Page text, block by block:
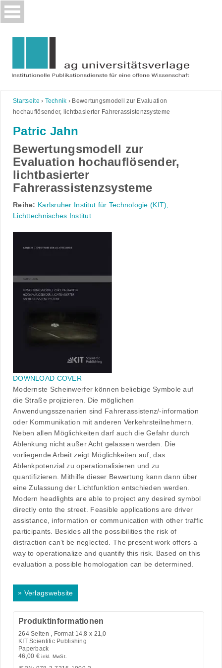
Skip
to
Startseite › Technik › Bewertungsmodell zur Evaluation
hochauflösender, lichtbasierter Fahrerassistenzsysteme
Patric Jahn
Bewertungsmodell zur
Evaluation hochauflösender,
lichtbasierter
Fahrerassistenzsysteme
Reihe: Karlsruher Institut für Technologie (KIT),
Lichttechnisches Institut
DOWNLOAD COVER
Modernste Scheinwerfer können beliebige Symbole auf
die Straße projizieren. Die möglichen
Anwendungsszenarien sind Fahrerassistenz/-information
oder Kommunikation mit anderen Verkehrsteilnehmern.
Neben allen Möglichkeiten darf auch die Gefahr durch
Ablenkung nicht außer Acht gelassen werden. Die
vorliegende Arbeit zeigt Möglichkeiten auf, das
Ablenkpotenzial zu operationalisieren und zu
quantifizieren. Mithilfe dieser Bewertung kann dann über
eine Zulassung der Lichtfunktion entschieden werden.
Modern headlights are able to project any desired symbol
directly onto the street. Feasible applications are driver
assistance, information or communication with other traffic
participants. Besides all the possibilities the risk of
distraction can’t be neglected. The present work offers a
way to operationalize and quantify this risk. Based on this
evaluation a possible homologation can be determined.
» Verlagswebsite
Produktinformationen
264Seiten , Format 14,8 x 21,0
KIT Scientific Publishing
Paperback
46,00 € inkl. MwSt.